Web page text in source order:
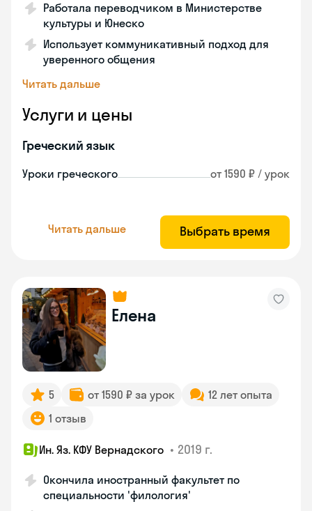
Работала переводчиком в Министерстве
культуры и Юнеско
Использует коммуникативный подход для
уверенного общения
Читать дальше
Услуги и цены
Греческий язык
Уроки греческого от 1590 ₽ / урок
Читать дальше Выбрать время
Елена
5 от 1590 ₽ за урок
12 лет опыта
1 отзыв
Ин. Яз. КФУ Вернадского • 2019 г.
Окончила иностранный факультет по
специальности 'филология'